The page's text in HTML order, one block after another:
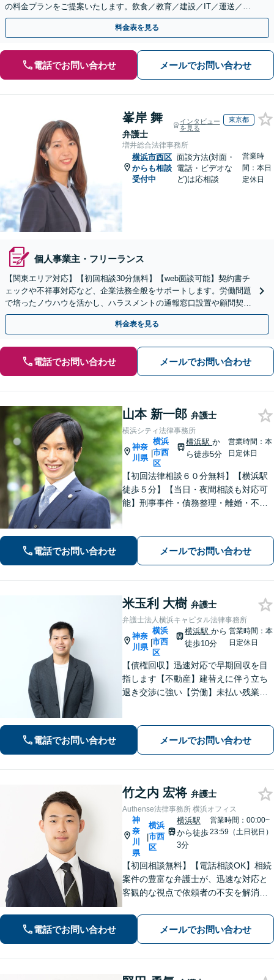
の料金プランをご提案いたします。飲食／教育／建設／IT／運送／不
動産／メーカー／社会福祉法人など幅広い業界に対応
料金表を見る
電話でお問い合わせ メールでお問い合わせ
峯岸 舞
弁護士
インタビュー
を見る
東京都
増井総合法律事務所
横浜市西区
からも相談
受付中
面談方法(対面・
電話・ビデオな
ど)は応相談
営業時
間：本日
定休日
個人事業主・フリーランス
【関東エリア対応】【初回相談30分無料】【web面談可能】契約書チ
ェックや不祥事対応など、企業法務全般をサポートします。労働問題
で培ったノウハウを活かし、ハラスメントの通報窓口設置や顧問契約
での紛争予防をご提案いたします。単発ご依頼も歓迎。
料金表を見る
電話でお問い合わせ メールでお問い合わせ
山本 新一郎 弁護士
横浜シティ法律事務所
神奈
川県
|
横浜
市西
区
横浜駅 か
ら徒歩5分
営業時間：本
日定休日
【初回法律相談６０分無料】【横浜駅
徒歩５分】【当日・夜間相談も対応可
能】刑事事件・債務整理・離婚・不
を目指す「オーダーメイドの弁護士活
動」を信条に掲げて全力を尽くしま
電話でお問い合わせ メールでお問い合わせ
米玉利 大樹 弁護士
弁護士法人横浜キャピタル法律事務所
神奈
川県
|
横浜
市西
区
横浜駅から
徒歩10分
営業時間：本
日定休日
【債権回収】迅速対応で早期回収を目
指します【不動産】建替えに伴う立ち
退き交渉に強い【労働】未払い残業代
Web面談も可能ですのでまずはご相談
ください。
電話でお問い合わせ メールでお問い合わせ
竹之内 宏将 弁護士
Authense法律事務所 横浜オフィス
神
奈
川
県
|
横浜
市西
区
横浜駅
から徒歩
3分
営業時間：00:00~
23:59（土日祝日）
【初回相談無料】【電話相談OK】相続
案件の豊富な弁護士が、迅速な対応と
客観的な視点で依頼者の不安を解消し
任せください！【完全個室対応】【子
連れ相談可】
電話でお問い合わせ メールでお問い合わせ